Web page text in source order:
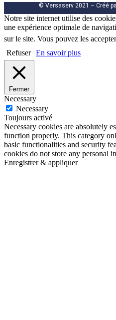
© Versaserv 2021 – Créé
Notre site internet utilise des
une expérience optimale de
sur le site. Vous pouvez les
Refuser En savoir plus
Fermer
Necessary
Necessary
Toujours activé
Necessary cookies are absolutely
function properly. This category
basic functionalities and security
cookies do not store any personal
Enregistrer & appliquer